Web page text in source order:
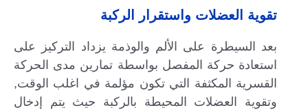
تقوية العضلات واستقرار الركبة
بعد السيطرة على الألم والوذمة يزداد التركيز على
استعادة حركة المفصل بواسطة تمارين مدى الحركة
القسرية المكثفة التي تكون مؤلمة في اغلب الوقت,
وتقوية العضلات المحيطة بالركبة حيث يتم إدخال